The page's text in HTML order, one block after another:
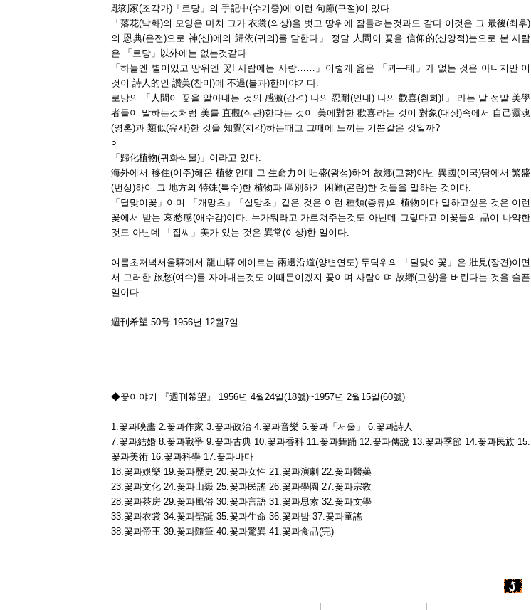
彫刻家(조각가)「로당」의 手記中(수기중)에 이런 句節(구절)이 있다.
「落花(낙화)의 모양은 마치 그가 衣裳(의상)을 벗고 땅위에 잠들려는것과도 같다 이것은 그 最後(최후)
의 恩典(은전)으로 神(신)에의 歸依(귀의)를 말한다」 정말 人間이 꽃을 信仰的(신앙적)눈으로 본 사람
은 「로당」以外에는 없는것같다.
「하늘엔 별이있고 땅위엔 꽃! 사람에는 사랑……」이렇게 읊은 「괴―테」가 없는 것은 아니지만 이
것이 詩人的인 讚美(찬미)에 不過(불과)한이야기다.
로당의 「人間이 꽃을 알아내는 것의 感激(감격) 나의 忍耐(인내) 나의 歡喜(환희)!」 라는 말 정말 美學
者들이 말하는것처럼 美를 直觀(직관)한다는 것이 美에對한 歡喜라는 것이 對象(대상)속에서 自己靈魂
(영혼)과 類似(유사)한 것을 知覺(지각)하는때고 그때에 느끼는 기쁨같은 것일까?
○
「歸化植物(귀화식물)」이라고 있다.
海外에서 移住(이주)해온 植物인데 그 生命力이 旺盛(왕성)하여 故鄕(고향)아닌 異國(이국)땅에서 繁盛
(번성)하여 그 地方의 特殊(특수)한 植物과 區別하기 困難(곤란)한 것들을 말하는 것이다.
「달맞이꽃」이며 「개망초」「실망초」같은 것은 이런 種類(종류)의 植物이다 말하고싶은 것은 이런
꽃에서 받는 哀愁感(애수감)이다. 누가뭐라고 가르쳐주는것도 아닌데 그렇다고 이꽃들의 品이 나약한
것도 아닌데 「집씨」美가 있는 것은 異常(이상)한 일이다.
여름초저녁서울驛에서 龍山驛 에이르는 兩邊沿道(양변연도) 두덕위의 「달맞이꽃」은 壯見(장견)이면
서 그러한 旅愁(여수)를 자아내는것도 이때문이겠지 꽃이며 사람이며 故鄕(고향)을 버린다는 것을 슬픈
일이다.
週刊希望 50号 1956년 12월7일
◆꽃이야기 『週刊希望』 1956년 4월24일(18號)~1957년 2월15일(60號)
1.꽃과映畵 2.꽃과作家 3.꽃과政治 4.꽃과音樂 5.꽃과「서울」 6.꽃과詩人
7.꽃과結婚 8.꽃과戰爭 9.꽃과古典 10.꽃과香科 11.꽃과舞踊 12.꽃과傳說 13.꽃과季節 14.꽃과民族 15.
꽃과美術 16.꽃과科學 17.꽃과바다
18.꽃과娛樂 19.꽃과歷史 20.꽃과女性 21.꽃과演劇 22.꽃과醫藥
23.꽃과文化 24.꽃과山嶽 25.꽃과民謠 26.꽃과學園 27.꽃과宗敎
28.꽃과茶房 29.꽃과風俗 30.꽃과言語 31.꽃과思索 32.꽃과文學
33.꽃과衣裳 34.꽃과聖誕 35.꽃과生命 36.꽃과밤 37.꽃과童謠
38.꽃과帝王 39.꽃과隨筆 40.꽃과驚異 41.꽃과食品(完)